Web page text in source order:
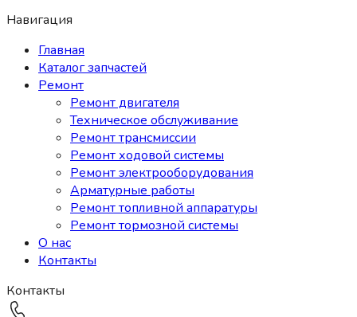
Навигация
Главная
Каталог запчастей
Ремонт
Ремонт двигателя
Техническое обслуживание
Ремонт трансмиссии
Ремонт ходовой системы
Ремонт электрооборудования
Арматурные работы
Ремонт топливной аппаратуры
Ремонт тормозной системы
О нас
Контакты
Контакты